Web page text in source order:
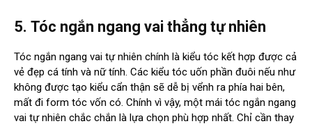
5. Tóc ngắn ngang vai thẳng tự nhiên
Tóc ngắn ngang vai tự nhiên chính là kiểu tóc kết hợp được cả
vẻ đẹp cá tính và nữ tính. Các kiểu tóc uốn phần đuôi nếu như
không được tạo kiểu cẩn thận sẽ dễ bị vểnh ra phía hai bên,
mất đi form tóc vốn có. Chính vì vậy, một mái tóc ngắn ngang
vai tự nhiên chắc chắn là lựa chọn phù hợp nhất. Chỉ cần thay